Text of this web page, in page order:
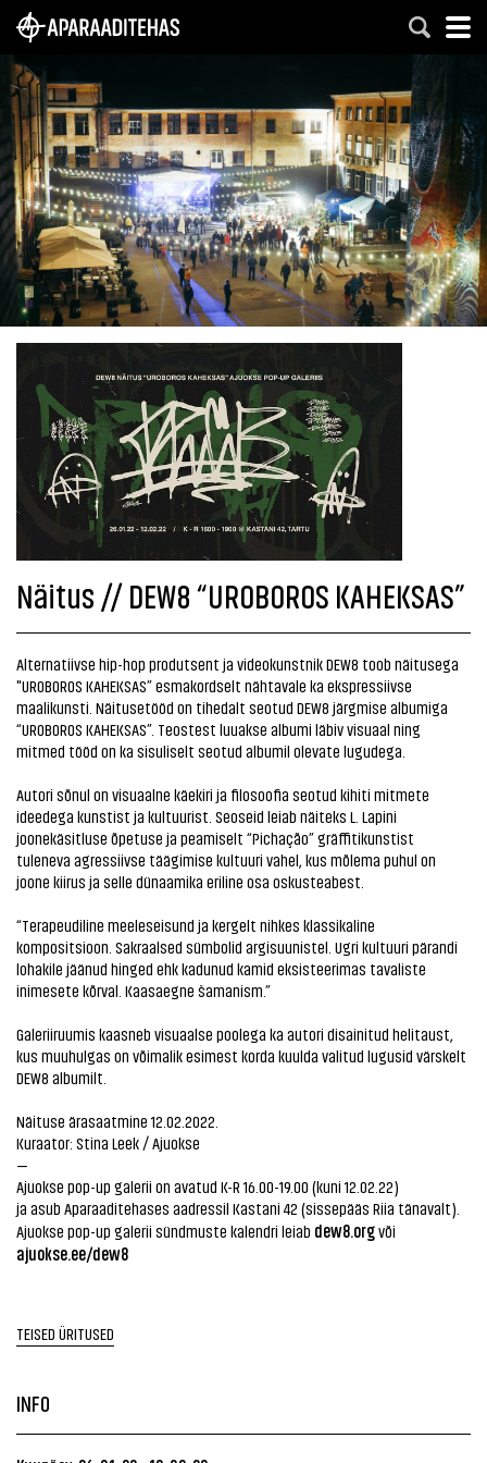
Näitus // DEW8 “UROBOROS KAHEKSAS”
Alternatiivse hip-hop produtsent ja videokunstnik DEW8 toob näitusega
"UROBOROS KAHEKSAS” esmakordselt nähtavale ka ekspressiivse
maalikunsti. Näitusetööd on tihedalt seotud DEW8 järgmise albumiga
“UROBOROS KAHEKSAS”. Teostest luuakse albumi läbiv visuaal ning
mitmed tööd on ka sisuliselt seotud albumil olevate lugudega.
Autori sõnul on visuaalne käekiri ja filosoofia seotud kihiti mitmete
ideedega kunstist ja kultuurist. Seoseid leiab näiteks L. Lapini
joonekäsitluse õpetuse ja peamiselt “Pichação” gräffitikunstist
tuleneva agressiivse täägimise kultuuri vahel, kus mõlema puhul on
joone kiirus ja selle dünaamika eriline osa oskusteabest.
“Terapeudiline meeleseisund ja kergelt nihkes klassikaline
kompositsioon. Sakraalsed sümbolid argisuunistel. Ugri kultuuri pärandi
lohakile jäänud hinged ehk kadunud kamid eksisteerimas tavaliste
inimesete kõrval. Kaasaegne šamanism.”
Galeriiruumis kaasneb visuaalse poolega ka autori disainitud helitaust,
kus muuhulgas on võimalik esimest korda kuulda valitud lugusid värskelt
DEW8 albumilt.
Näituse ärasaatmine 12.02.2022.
Kuraator: Stina Leek / Ajuokse
—
Ajuokse pop-up galerii on avatud K-R 16.00-19.00 (kuni 12.02.22)
ja asub Aparaaditehases aadressil Kastani 42 (sissepääs Riia tänavalt).
Ajuokse pop-up galerii sündmuste kalendri leiab dew8.orgvõi
ajuokse.ee/dew8
TEISED ÜRITUSED
INFO